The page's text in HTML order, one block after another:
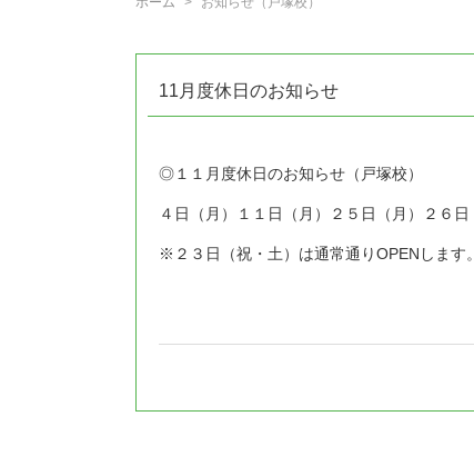
11月度休日のお知らせ
◎１１月度休日のお知らせ（戸塚校）
４日（月）１１日（月）２５日（月）２６日
※２３日（祝・土）は通常通りOPENします